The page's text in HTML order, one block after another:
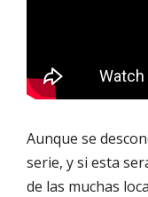
Aunque se
serie, y si esta
de las muchas